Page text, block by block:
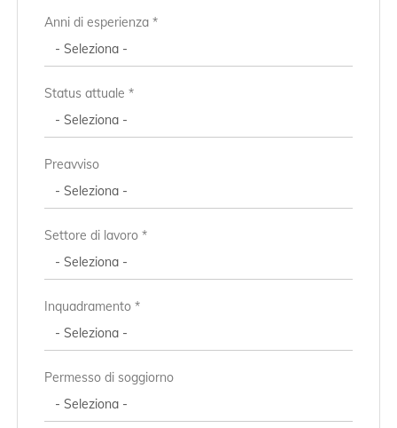
Anni di esperienza *
Status attuale *
Preavviso
Settore di lavoro *
Inquadramento *
Permesso di soggiorno